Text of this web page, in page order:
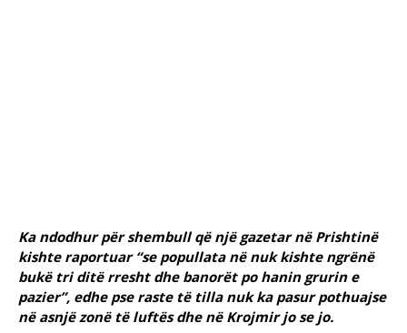
Ka ndodhur për shembull që një gazetar në Prishtinë
kishte raportuar “se popullata në nuk kishte ngrënë
bukë tri ditë rresht dhe banorët po hanin grurin e
pazier”, edhe pse raste të tilla nuk ka pasur pothuajse
në asnjë zonë të luftës dhe në Krojmir jo se jo.